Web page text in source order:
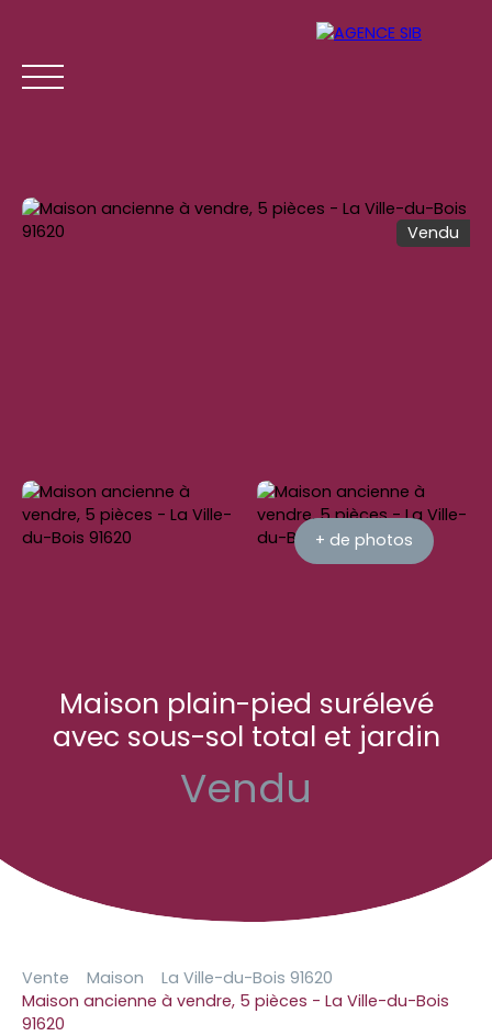
Vendu
+ de photos
Maison plain-pied surélevé
avec sous-sol total et jardin
Vendu
Vente Maison
La Ville-du-Bois 91620
Maison ancienne à vendre, 5 pièces - La Ville-du-Bois
91620